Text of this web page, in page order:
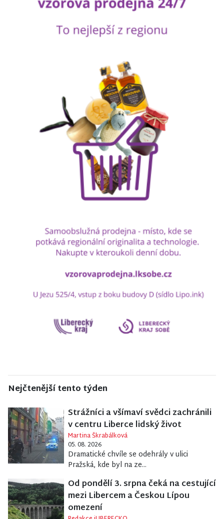
Nejčtenější tento týden
Strážníci a všímaví svědci zachránili
v centru Liberce lidský život
Martina Škrabálková
05. 08. 2026
Dramatické chvíle se odehrály v ulici
Pražská, kde byl na ze...
Od pondělí 3. srpna čeká na cestující
mezi Libercem a Českou Lípou
omezení